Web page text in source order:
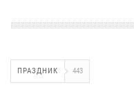
ПРАЗДНИК 443